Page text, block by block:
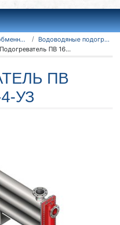
Каталог теплообменного оборудования
Водоводяные подогреватели
Подогреватель ПВ 168х2-Р-БП-4-Уз
ПВ
УЗ